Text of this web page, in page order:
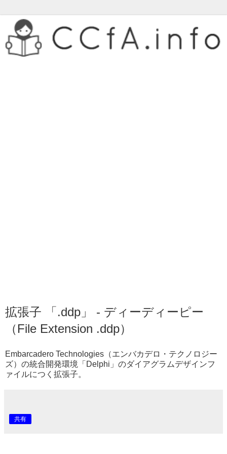
拡張子 「.ddp」 - ディーディーピー
（File Extension .ddp）
Embarcadero Technologies（エンバカデロ・テクノロジー
ズ）の統合開発環境「Delphi」のダイアグラムデザインフ
ァイルにつく拡張子。
共有